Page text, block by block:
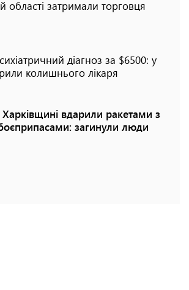
області затримали торговця
діагноз за $6500: у
колишнього лікаря
вдарили ракетами з
загинули люди